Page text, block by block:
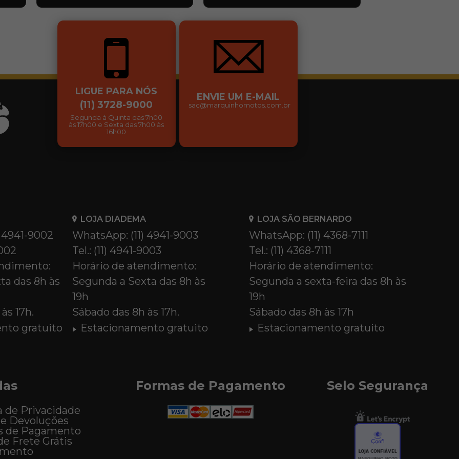
LIGUE PARA NÓS
(11) 3728-9000
Segunda à Quinta das 7h00
às 17h00 e Sexta das 7h00 às
16h00
ENVIE UM E-MAIL
sac@marquinhomotos.com.br
9002
das 8h às
17h.
gratuito
LOJA DIADEMA
WhatsApp: (11) 4941-9003
Tel.: (11) 4941-9003
Horário de atendimento:
Segunda a Sexta das 8h às
19h
Sábado das 8h às 17h.
Estacionamento gratuito
LOJA SÃO BERNARDO
WhatsApp: (11) 4368-7111
Tel.: (11) 4368-7111
Horário de atendimento:
Segunda a sexta-feira das 8h às
19h
Sábado das 8h às 17h
Estacionamento gratuito
de Privacidade
Devoluções
de Pagamento
Frete Grátis
Formas de Pagamento Selo Segurança